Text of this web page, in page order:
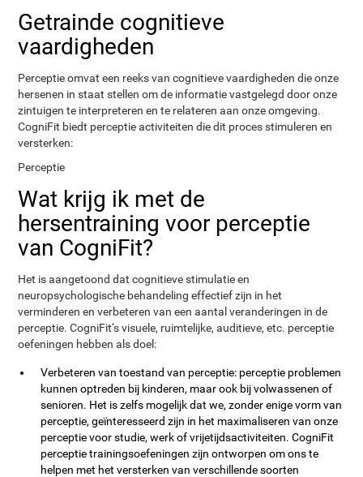
Getrainde cognitieve
vaardigheden
Perceptie omvat een reeks van cognitieve vaardigheden die onze
hersenen in staat stellen om de informatie vastgelegd door onze
zintuigen te interpreteren en te relateren aan onze omgeving.
CogniFit biedt perceptie activiteiten die dit proces stimuleren en
versterken:
Perceptie
Wat krijg ik met de
hersentraining voor perceptie
van CogniFit?
Het is aangetoond dat cognitieve stimulatie en
neuropsychologische behandeling effectief zijn in het
verminderen en verbeteren van een aantal veranderingen in de
perceptie. CogniFit‘s visuele, ruimtelijke, auditieve, etc. perceptie
oefeningen hebben als doel:
Verbeteren van toestand van perceptie: perceptie problemen
kunnen optreden bij kinderen, maar ook bij volwassenen of
senioren. Het is zelfs mogelijk dat we, zonder enige vorm van
perceptie, geïnteresseerd zijn in het maximaliseren van onze
perceptie voor studie, werk of vrijetijdsactiviteiten. CogniFit
perceptie trainingsoefeningen zijn ontworpen om ons te
helpen met het versterken van verschillende soorten